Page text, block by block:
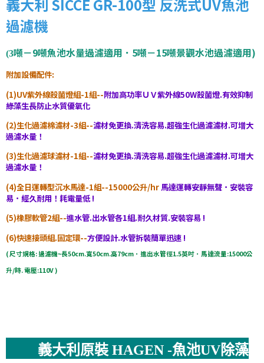
義大利 SICCE GR-100型 反洗式UV魚池
過濾機
(3噸－9噸魚池水量過濾適用．5噸－15噸景觀水池過濾適用)
附加設備配件:
(1)UV紫外線殺菌燈組-1組--附加高功率ＵＶ紫外線50W殺菌燈.有效抑制
綠藻生長防止水質優氧化
(2)生化過濾棉濾材-3組--濾材免更換.清洗容易.超強生化過濾濾材.可增大
過濾水量！
(3)生化過濾球濾材-1組--濾材免更換.清洗容易.超強生化過濾濾材.可增大
過濾水量！
(4)全日運轉型沉水馬達-1組--15000公升/hr 馬達運轉安靜無聲．安裝容
易．經久耐用！耗電量低 !
(5)橡膠軟管2組--進水管.出水管各1組.耐久材質.安裝容易 !
(6)快速接頭組.固定環--方便設計.水管拆裝簡單迅速 !
( 尺寸規格: 過濾機~長50cm.寬50cm.高79cm．進出水管徑1.5英吋．馬達流量:15000公
升/時. 電壓:110V )
義大利原裝 HAGEN -魚池UV除藻